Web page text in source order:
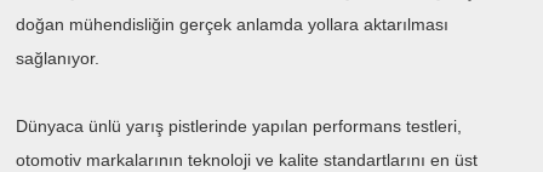
doğan mühendisliğin gerçek anlamda yollara aktarılması
sağlanıyor.
Dünyaca ünlü yarış pistlerinde yapılan performans testleri,
otomotiv markalarının teknoloji ve kalite standartlarını en üst